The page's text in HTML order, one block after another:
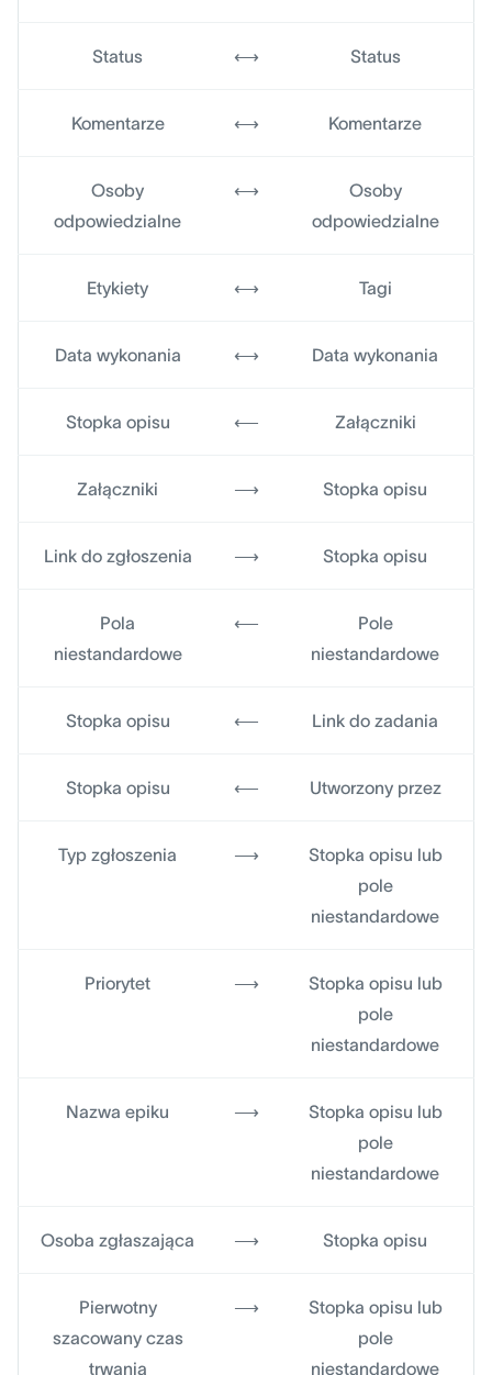
Status ⟷ Status
Komentarze ⟷ Komentarze
Osoby
odpowiedzialne
⟷
Osoby
odpowiedzialne
Etykiety ⟷ Tagi
Data wykonania ⟷ Data wykonania
Stopka opisu ⟵ Załączniki
Załączniki ⟶ Stopka opisu
Link do zgłoszenia ⟶ Stopka opisu
Pola
niestandardowe
⟵
Pole
niestandardowe
Stopka opisu ⟵ Link do zadania
Stopka opisu ⟵ Utworzony przez
Typ zgłoszenia ⟶
Stopka opisu lub
pole
niestandardowe
Priorytet ⟶
Stopka opisu lub
pole
niestandardowe
Nazwa epiku ⟶
Stopka opisu lub
pole
niestandardowe
Osoba zgłaszająca ⟶ Stopka opisu
Pierwotny
szacowany czas
trwania
⟶
Stopka opisu lub
pole
niestandardowe